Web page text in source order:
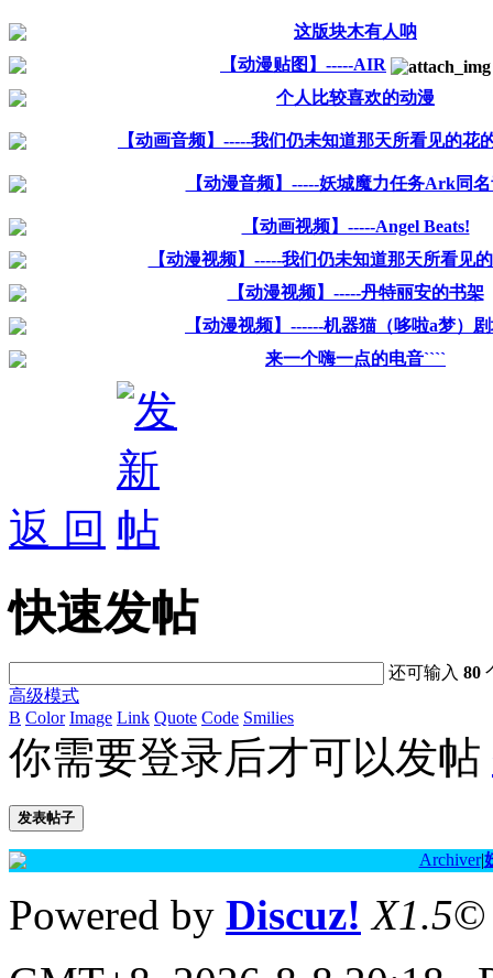
这版块木有人呐
【动漫贴图】-----AIR
个人比较喜欢的动漫
【动画音频】-----我们仍未知道那天所看见的花
【动漫音频】-----妖城魔力任务Ark同
【动画视频】-----Angel Beats!
【动漫视频】-----我们仍未知道那天所看见
【动漫视频】-----丹特丽安的书架
【动漫视频】------机器猫（哆啦a梦）
来一个嗨一点的电音````
返 回
快速发帖
还可输入80
高级模式
B Color Image Link Quote Code Smilies
你需要登录后才可以发帖
发表帖子
Archiver|
Powered by Discuz! X1.5©